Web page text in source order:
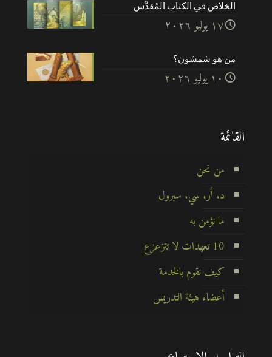
الخلاص في الكتاب المُقدَّس
۱۷ يوليو ۲۰۲٦
من هو شمشون؟
۱۰ يوليو ۲۰۲٦
القائمة
من نحن
د. أر. سي. سبرول
ما نؤمن به
10 تعهدات لا تتزعزع
كيف نقوم بالخدمة
أعضاء هيئة التدريس